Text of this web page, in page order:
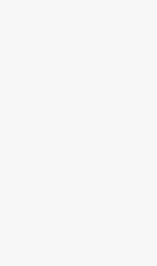
und Informationen zu